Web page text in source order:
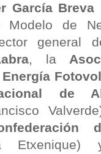
García Breva
Modelo de
general
, la
de